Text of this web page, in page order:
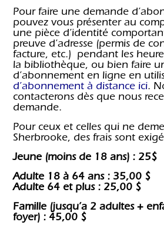
Pour faire une demande
pouvez vous présenter au
une pièce d’identité
preuve d’adresse (permis de
facture, etc.) pendant les
la bibliothèque, ou bien faire
d’abonnement en ligne en
d’abonnement à distance ici.
contacterons dès que nous
demande.
Pour ceux et celles qui ne
Sherbrooke, des frais sont
Jeune (moins de 18 ans) : 25$
Adulte 18 à 64 ans : 35,00 $
Adulte 64 et plus : 25,00 $
Famille (jusqu’a 2 adultes +
foyer) : 45,00 $